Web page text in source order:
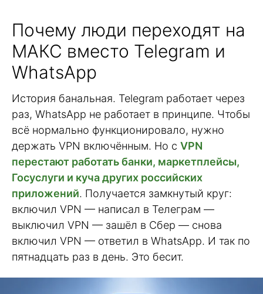
Почему люди переходят на
МАКС вместо Telegram и
WhatsApp
История банальная. Telegram работает через
раз, WhatsApp не работает в принципе. Чтобы
всё нормально функционировало, нужно
держать VPN включённым. Но с VPN
перестают работать банки, маркетплейсы,
Госуслуги и куча других российских
приложений. Получается замкнутый круг:
включил VPN — написал в Телеграм —
выключил VPN — зашёл в Сбер — снова
включил VPN — ответил в WhatsApp. И так по
пятнадцать раз в день. Это бесит.